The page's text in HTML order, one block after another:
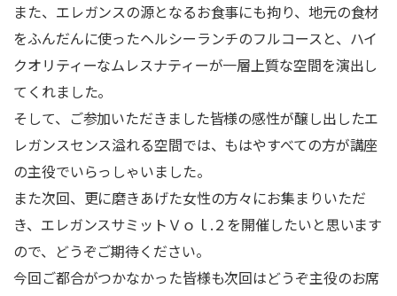
また、エレガンスの源となるお食事にも拘り、地元の食材
をふんだんに使ったヘルシーランチのフルコースと、ハイ
クオリティーなムレスナティーが一層上質な空間を演出し
てくれました。
そして、ご参加いただきました皆様の感性が醸し出したエ
レガンスセンス溢れる空間では、もはやすべての方が講座
の主役でいらっしゃいました。
また次回、更に磨きあげた女性の方々にお集まりいただ
き、エレガンスサミットＶｏｌ.２を開催したいと思います
ので、どうぞご期待ください。
今回ご都合がつかなかった皆様も次回はどうぞ主役のお席